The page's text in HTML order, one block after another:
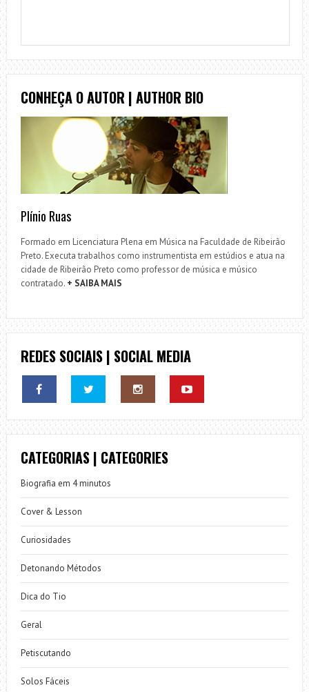
CONHEÇA O AUTOR | AUTHOR BIO
Plínio Ruas
Formado em Licenciatura Plena em Música na Faculdade de Ribeirão
Preto. Executa trabalhos como instrumentista em estúdios e atua na
cidade de Ribeirão Preto como professor de música e músico
contratado. + SAIBA MAIS
REDES SOCIAIS | SOCIAL MEDIA
CATEGORIAS | CATEGORIES
Biografia em 4 minutos
Cover & Lesson
Curiosidades
Detonando Métodos
Dica do Tio
Geral
Petiscutando
Solos Fáceis